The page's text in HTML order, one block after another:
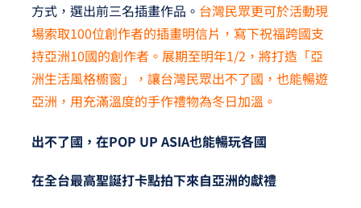
方式，選出前三名插畫作品。 台灣民眾更可於活動現
場索取100位創作者的插畫明信片，寫下祝福跨國支
持亞洲10國的創作者。展期至明年1/2，將打造「亞
洲生活風格櫥窗」，讓台灣民眾出不了國，也能暢遊
亞洲，用充滿溫度的手作禮物為冬日加溫。
出不了國，在POP UP ASIA也能暢玩各國
在全台最高聖誕打卡點拍下來自亞洲的獻禮